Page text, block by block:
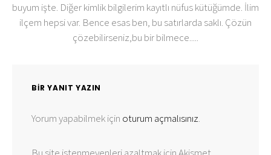
buyum işte. Diğer kimlik bilgilerim kayıtlı nüfus kütüğümde. İlim
ilçem hepsi var. Bence esas ben, bu satırlarda saklı. Çözün
çözebilirseniz,bu bir bilmece.....
BIR YANIT YAZIN
Yorum yapabilmek için oturum açmalısınız.